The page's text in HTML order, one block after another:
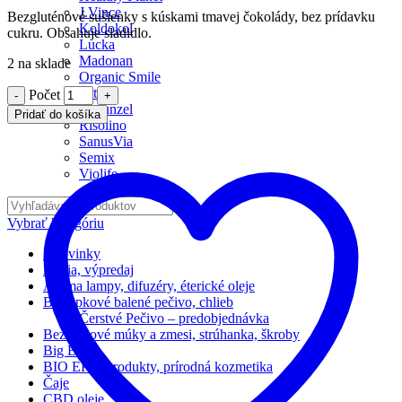
J.Vince
Koldokol
Lucka
Madonan
Organic Smile
Patifu
Rapunzel
Risolino
SanusVia
Semix
Violife
Vybrať kategóriu
*Novinky
Akcia, výpredaj
Aróma lampy, difuzéry, éterické oleje
Bezlepkové balené pečivo, chlieb
Čerstvé Pečivo – predobjednávka
Bezlepkové múky a zmesi, strúhanka, škroby
Big Boy
BIO EKO produkty, prírodná kozmetika
Čaje
CBD oleje
Bezgluténové sušienky s kúskami tmavej čokolády, bez prídavku
cukru. Obsahuje sladidlo.
2 na sklade
Počet
Pridať do košíka